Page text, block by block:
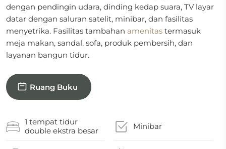
dengan pendingin udara, dinding kedap suara, TV layar
datar dengan saluran satelit, minibar, dan fasilitas
menyetrika. Fasilitas tambahan amenitas termasuk
meja makan, sandal, sofa, produk pembersih, dan
layanan bangun tidur.
Ruang Buku
1 tempat tidur
double ekstra besar
Minibar